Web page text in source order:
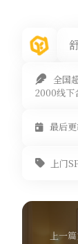
全国
2000线下
最后
上门
上一